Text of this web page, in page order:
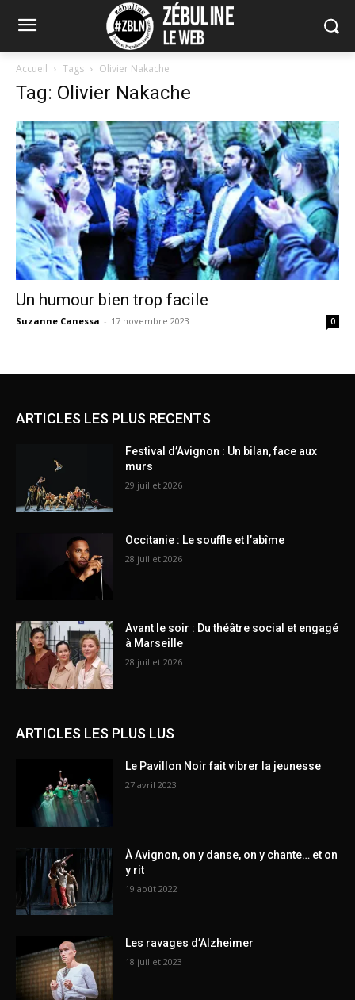
Accueil Tags Olivier Nakache
Tag: Olivier Nakache
Un humour bien trop facile
Suzanne Canessa - 17 novembre 2023 0
ARTICLES LES PLUS RECENTS
Festival d’Avignon : Un bilan, face aux
murs
29 juillet 2026
Occitanie : Le souffle et l’abîme
28 juillet 2026
Avant le soir : Du théâtre social et engagé
à Marseille
28 juillet 2026
ARTICLES LES PLUS LUS
Le Pavillon Noir fait vibrer la jeunesse
27 avril 2023
À Avignon, on y danse, on y chante… et on
y rit
19 août 2022
Les ravages d’Alzheimer
18 juillet 2023